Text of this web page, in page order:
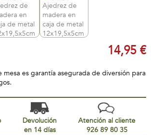
14,95 €
mesa es garantía asegurada de diversión para
Devolución
en 14 días
Atención al cliente
926 89 80 35